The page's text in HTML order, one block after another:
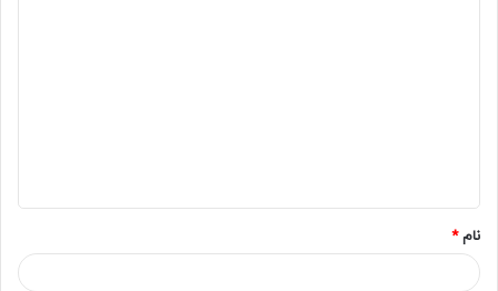
*
نام*